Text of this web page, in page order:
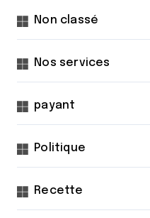
Non classé
Nos services
payant
Politique
Recette